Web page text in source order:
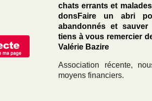
chats errants et
donsFaire un abri
abandonnés et
tiens à vous remercier
Valérie Bazire
Association récente,
moyens financiers.